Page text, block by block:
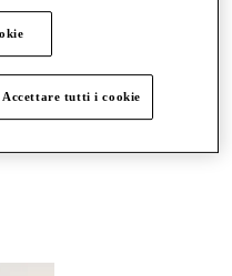
Accettare tutti i cookie